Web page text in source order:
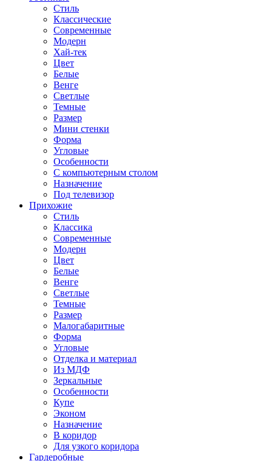
Стиль
Классические
Современные
Модерн
Хай-тек
Цвет
Белые
Венге
Светлые
Темные
Размер
Мини стенки
Форма
Угловые
Особенности
С компьютерным столом
Назначение
Под телевизор
Прихожие
Стиль
Классика
Современные
Модерн
Цвет
Белые
Венге
Светлые
Темные
Размер
Малогабаритные
Форма
Угловые
Отделка и материал
Из МДФ
Зеркальные
Особенности
Купе
Эконом
Назначение
В коридор
Для узкого коридора
Гардеробные